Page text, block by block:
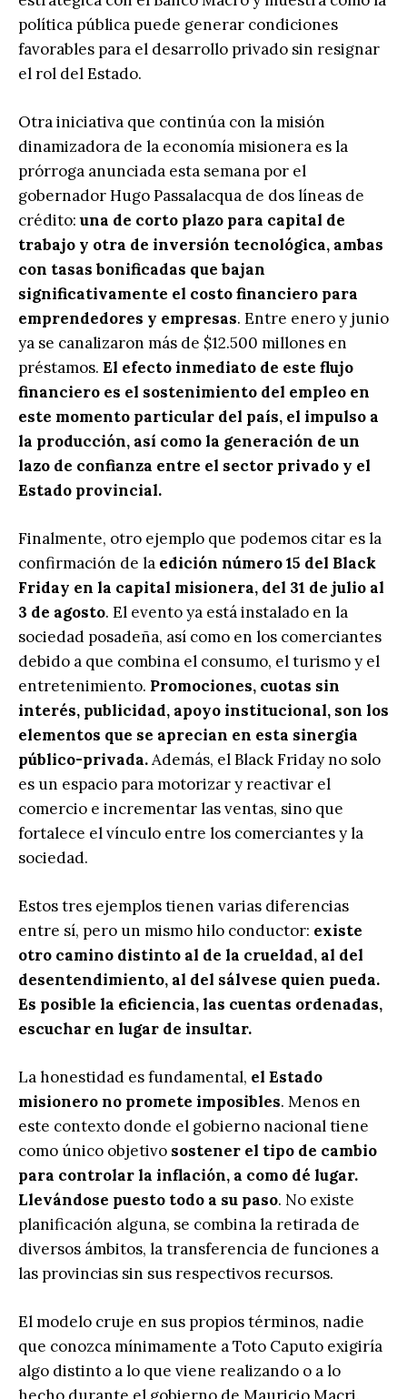
política pública puede generar condiciones
favorables para el desarrollo privado sin resignar
el rol del Estado.
Otra iniciativa que continúa con la misión
dinamizadora de la economía misionera es la
prórroga anunciada esta semana por el
gobernador Hugo Passalacqua de dos líneas de
crédito:una de corto plazo para capital de
trabajo y otra de inversión tecnológica, ambas
con tasas bonificadas que bajan
significativamente el costo financiero para
emprendedores y empresas. Entre enero y junio
ya se canalizaron más de $12.500 millones en
préstamos. El efecto inmediato de este flujo
financiero es el sostenimiento del empleo en
este momento particular del país, el impulso a
la producción, así como la generación de un
lazo de confianza entre el sector privado y el
Estado provincial.
Finalmente, otro ejemplo que podemos citar es la
confirmación de la edición número 15 del Black
Friday en la capital misionera, del 31 de julio al
3 de agosto. El evento ya está instalado en la
sociedad posadeña, así como en los comerciantes
debido a que combina el consumo, el turismo y el
entretenimiento. Promociones, cuotas sin
interés, publicidad, apoyo institucional, son los
elementos que se aprecian en esta sinergia
público-privada.Además, el Black Friday no solo
es un espacio para motorizar y reactivar el
comercio e incrementar las ventas, sino que
fortalece el vínculo entre los comerciantes y la
sociedad.
Estos tres ejemplos tienen varias diferencias
entre sí, pero un mismo hilo conductor: existe
otro camino distinto al de la crueldad, al del
desentendimiento, al del sálvese quien pueda.
Es posible la eficiencia, las cuentas ordenadas,
escuchar en lugar de insultar.
La honestidad es fundamental, el Estado
misionero no promete imposibles. Menos en
este contexto donde el gobierno nacional tiene
como único objetivo sostener el tipo de cambio
para controlar la inflación, a como dé lugar.
Llevándose puesto todo a su paso. No existe
planificación alguna, se combina la retirada de
diversos ámbitos, la transferencia de funciones a
las provincias sin sus respectivos recursos.
El modelo cruje en sus propios términos, nadie
que conozca mínimamente a Toto Caputo exigiría
algo distinto a lo que viene realizando o a lo